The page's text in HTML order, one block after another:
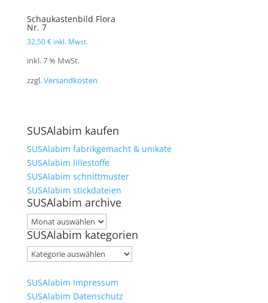
Schaukastenbild Flora
Nr. 7
32,50€ inkl. Mwst.
inkl. 7 % MwSt.
zzgl.Versandkosten
SUSAlabim kaufen
SUSAlabim fabrikgemacht & unikate
SUSAlabim lillestoffe
SUSAlabim schnittmuster
SUSAlabim stickdateien
SUSAlabim archive
SUSAlabim
archive
SUSAlabim kategorien
SUSAlabim
SUSAlabim Impressum
SUSAlabim Datenschutz